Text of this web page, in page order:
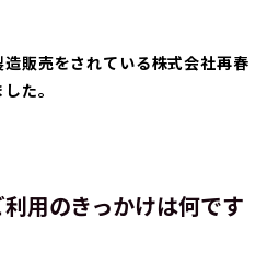
販売をされている株式会社再春
た。
用のきっかけは何です